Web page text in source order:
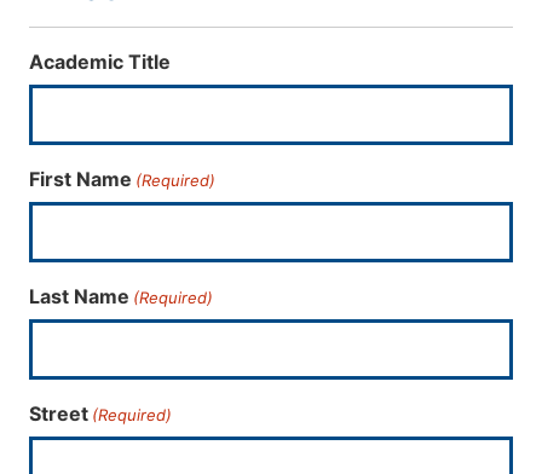
Academic Title
First Name (Required)
Last Name (Required)
Street (Required)